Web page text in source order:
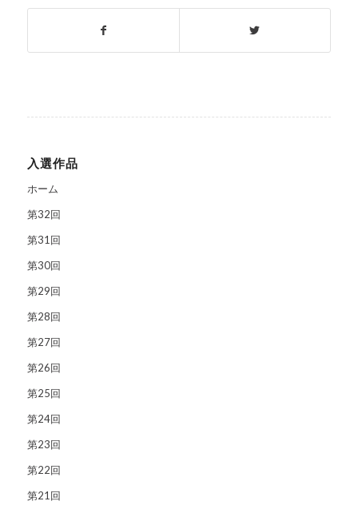
入選作品
ホーム
第32回
第31回
第30回
第29回
第28回
第27回
第26回
第25回
第24回
第23回
第22回
第21回